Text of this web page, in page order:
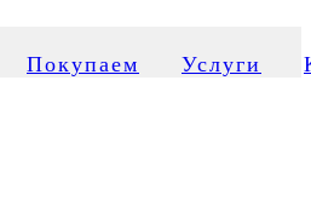
Покупаем Услуги